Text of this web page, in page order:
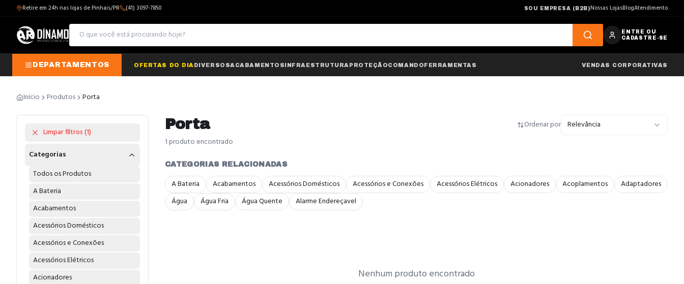
Retire em 24h nas lojas de Pinhais/PR (41) 3097-7850 SOU EMPRESA (B2B)Nossas LojasBlogAtendimento
ENTRE OU
CADASTRE-SE
DEPARTAMENTOS OFERTAS DO DIA DIVERSOSACABAMENTOSINFRAESTRUTURA PROTEÇÃOCOMANDOFERRAMENTAS VENDAS CORPORATIVAS
Início Produtos Porta
Limpar filtros (1)
Categorias
Todos os Produtos
A Bateria
Acabamentos
Acessórios Domésticos
Acessórios e Conexões
Acessórios Elétricos
Acionadores
Porta
1produto encontrado
Ordenar por Relevância
CATEGORIAS RELACIONADAS
A Bateria Acabamentos Acessórios Domésticos Acessórios e Conexões Acessórios Elétricos Acionadores Acoplamentos
Adaptadores
Água
Água Fria Água Quente Alarme Endereçavel
Nenhum produto encontrado